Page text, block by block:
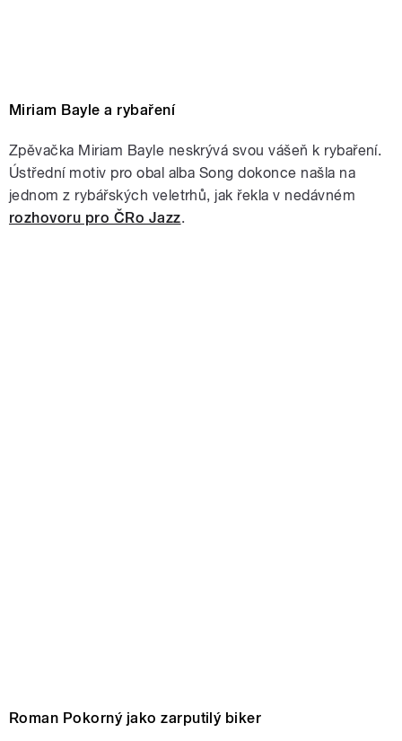
Miriam Bayle a rybaření
Zpěvačka Miriam Bayle neskrývá svou vášeň k rybaření.
Ústřední motiv pro obal alba Song dokonce našla na
jednom z rybářských veletrhů, jak řekla v nedávném
rozhovoru pro ČRo Jazz.
Roman Pokorný jako zarputilý biker